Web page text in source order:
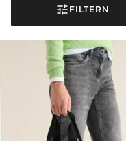
FILTERN